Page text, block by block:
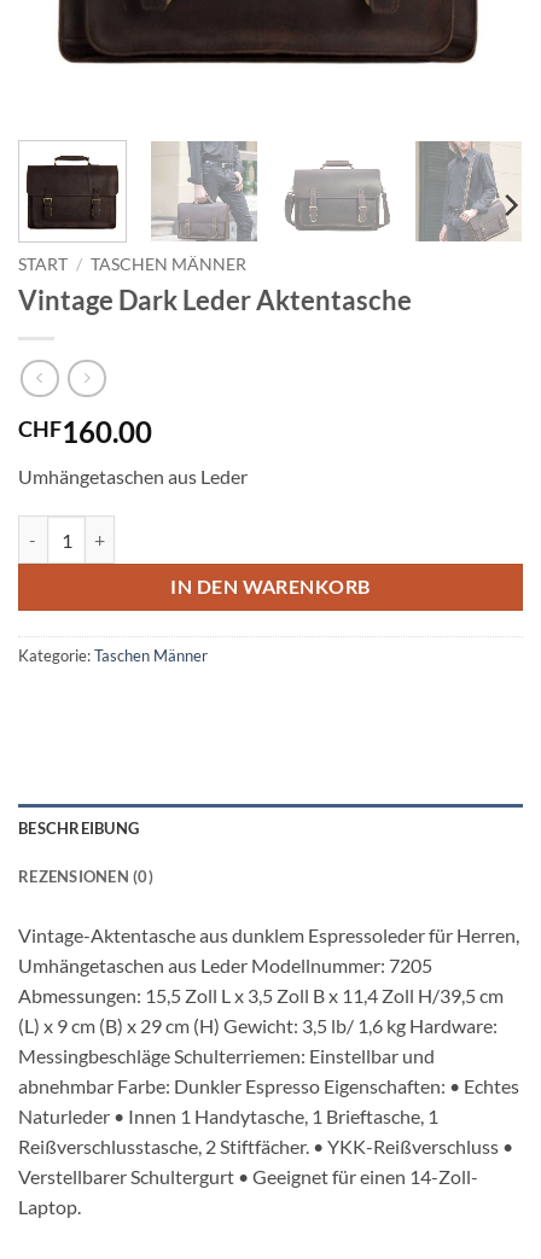
START / TASCHEN MÄNNER
Vintage Dark Leder Aktentasche
CHF160.00
Umhängetaschen aus Leder
IN DEN WARENKORB
Kategorie:Taschen Männer
BESCHREIBUNG
REZENSIONEN (0)
Vintage-Aktentasche aus dunklem Espressoleder für Herren,
Umhängetaschen aus Leder Modellnummer: 7205
Abmessungen: 15,5 Zoll L x 3,5 Zoll B x 11,4 Zoll H/39,5 cm
(L) x 9 cm (B) x 29 cm (H) Gewicht: 3,5 lb/ 1,6 kg Hardware:
Messingbeschläge Schulterriemen: Einstellbar und
abnehmbar Farbe: Dunkler Espresso Eigenschaften: • Echtes
Naturleder • Innen 1 Handytasche, 1 Brieftasche, 1
Reißverschlusstasche, 2 Stiftfächer. • YKK-Reißverschluss •
Verstellbarer Schultergurt • Geeignet für einen 14-Zoll-
Laptop.